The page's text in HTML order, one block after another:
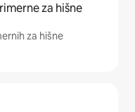
za hišne
za hišne